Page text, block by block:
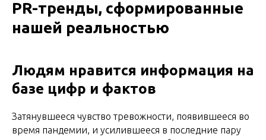
PR-тренды, сформированные
нашей реальностью
Людям нравится информация на
базе цифр и фактов
Затянувшееся чувство тревожности, появившееся во
время пандемии, и усилившееся в последние пару